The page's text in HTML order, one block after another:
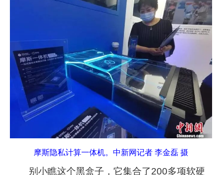
摩斯隐私计算一体机。中新网记者 李金磊 摄
别小瞧这个黑盒子，它集合了200多项软硬